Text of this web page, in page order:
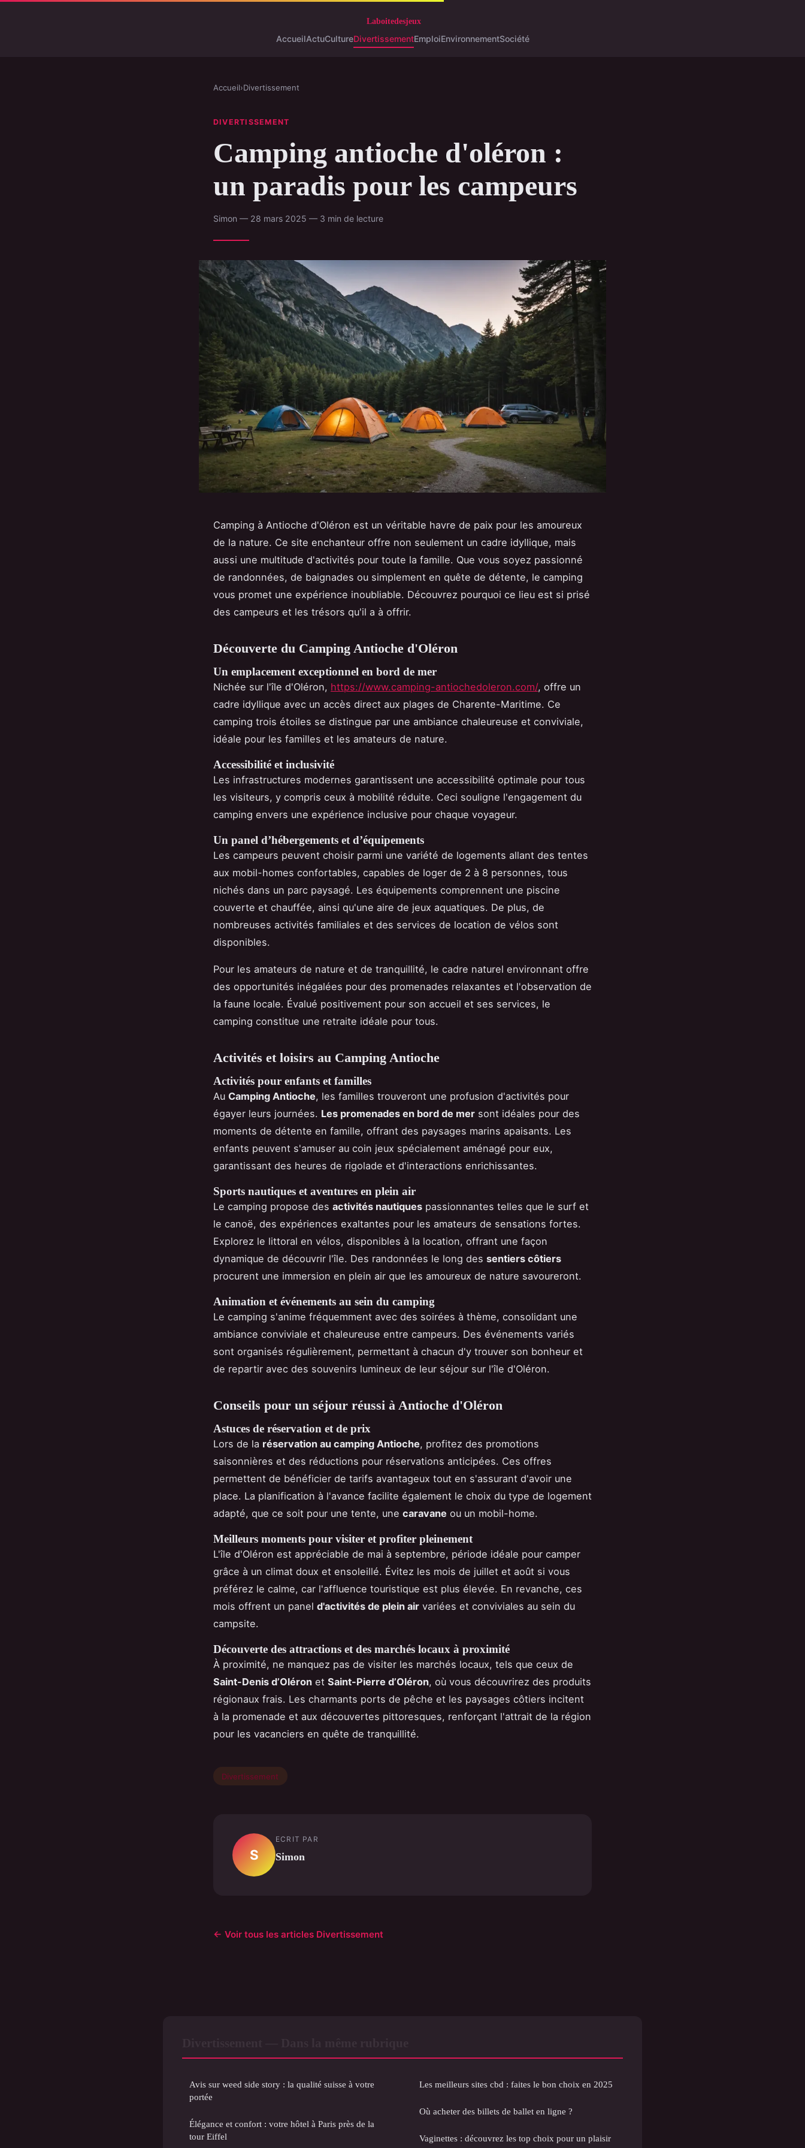
AccueilActuCultureDivertissementEmploiEnvironnementSociété
Accueil›Divertissement
DIVERTISSEMENT
Camping antioche d'oléron :
un paradis pour les campeurs
Simon — 28 mars 2025 — 3 min de lecture
Camping à Antioche d'Oléron est un véritable havre de paix pour les amoureux
de la nature. Ce site enchanteur offre non seulement un cadre idyllique, mais
aussi une multitude d'activités pour toute la famille. Que vous soyez passionné
de randonnées, de baignades ou simplement en quête de détente, le camping
vous promet une expérience inoubliable. Découvrez pourquoi ce lieu est si prisé
des campeurs et les trésors qu'il a à offrir.
Découverte du Camping Antioche d'Oléron
Un emplacement exceptionnel en bord de mer
Nichée sur l'île d'Oléron, https://www.camping-antiochedoleron.com/, offre un
cadre idyllique avec un accès direct aux plages de Charente-Maritime. Ce
camping trois étoiles se distingue par une ambiance chaleureuse et conviviale,
idéale pour les familles et les amateurs de nature.
Accessibilité et inclusivité
Les infrastructures modernes garantissent une accessibilité optimale pour tous
les visiteurs, y compris ceux à mobilité réduite. Ceci souligne l'engagement du
camping envers une expérience inclusive pour chaque voyageur.
Un panel d’hébergements et d’équipements
Les campeurs peuvent choisir parmi une variété de logements allant des tentes
aux mobil-homes confortables, capables de loger de 2 à 8 personnes, tous
nichés dans un parc paysagé. Les équipements comprennent une piscine
couverte et chauffée, ainsi qu'une aire de jeux aquatiques. De plus, de
nombreuses activités familiales et des services de location de vélos sont
disponibles.
Pour les amateurs de nature et de tranquillité, le cadre naturel environnant offre
des opportunités inégalées pour des promenades relaxantes et l'observation de
la faune locale. Évalué positivement pour son accueil et ses services, le
camping constitue une retraite idéale pour tous.
Activités et loisirs au Camping Antioche
Activités pour enfants et familles
Au Camping Antioche, les familles trouveront une profusion d'activités pour
égayer leurs journées. Les promenades en bord de mer sont idéales pour des
moments de détente en famille, offrant des paysages marins apaisants. Les
enfants peuvent s'amuser au coin jeux spécialement aménagé pour eux,
garantissant des heures de rigolade et d'interactions enrichissantes.
Sports nautiques et aventures en plein air
Le camping propose des activités nautiques passionnantes telles que le surf et
le canoë, des expériences exaltantes pour les amateurs de sensations fortes.
Explorez le littoral en vélos, disponibles à la location, offrant une façon
dynamique de découvrir l'île. Des randonnées le long des sentiers côtiers
procurent une immersion en plein air que les amoureux de nature savoureront.
Animation et événements au sein du camping
Le camping s'anime fréquemment avec des soirées à thème, consolidant une
ambiance conviviale et chaleureuse entre campeurs. Des événements variés
sont organisés régulièrement, permettant à chacun d'y trouver son bonheur et
de repartir avec des souvenirs lumineux de leur séjour sur l'île d'Oléron.
Conseils pour un séjour réussi à Antioche d'Oléron
Astuces de réservation et de prix
Lors de la réservation au camping Antioche, profitez des promotions
saisonnières et des réductions pour réservations anticipées. Ces offres
permettent de bénéficier de tarifs avantageux tout en s'assurant d'avoir une
place. La planification à l'avance facilite également le choix du type de logement
adapté, que ce soit pour une tente, une caravane ou un mobil-home.
Meilleurs moments pour visiter et profiter pleinement
L'île d'Oléron est appréciable de mai à septembre, période idéale pour camper
grâce à un climat doux et ensoleillé. Évitez les mois de juillet et août si vous
préférez le calme, car l'affluence touristique est plus élevée. En revanche, ces
mois offrent un panel d'activités de plein air variées et conviviales au sein du
campsite.
Découverte des attractions et des marchés locaux à proximité
À proximité, ne manquez pas de visiter les marchés locaux, tels que ceux de
Saint-Denis d’Oléron et Saint-Pierre d’Oléron, où vous découvrirez des produits
régionaux frais. Les charmants ports de pêche et les paysages côtiers incitent
à la promenade et aux découvertes pittoresques, renforçant l'attrait de la région
pour les vacanciers en quête de tranquillité.
Divertissement
S
ECRIT PAR
Simon
← Voir tous les articles Divertissement
Avis sur weed side story : la qualité suisse à votre
portée
Élégance et confort : votre hôtel à Paris près de la
tour Eiffel
Les meilleurs sites cbd : faites le bon choix en 2025
Où acheter des billets de ballet en ligne ?
Vaginettes : découvrez les top choix pour un plaisir